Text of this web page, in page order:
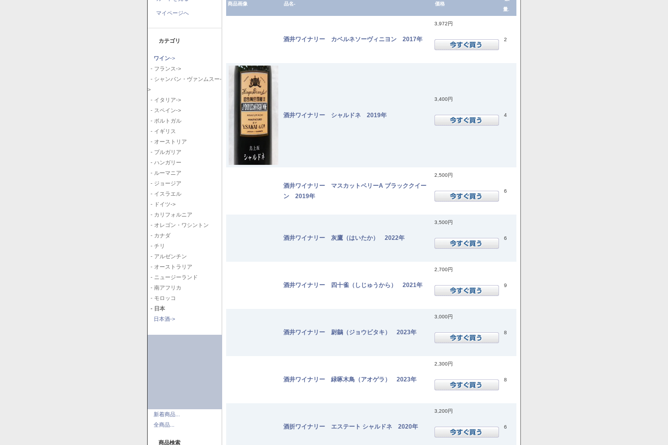
マイページへ
カテゴリ
ワイン->
- フランス->
- シャンパン・ヴァンムスー-
>
- イタリア->
- スペイン->
- ポルトガル
- イギリス
- オーストリア
- ブルガリア
- ハンガリー
- ルーマニア
- ジョージア
- イスラエル
- ドイツ->
- カリフォルニア
- オレゴン・ワシントン
- カナダ
- チリ
- アルゼンチン
- オーストラリア
- ニュージーランド
- 南アフリカ
- モロッコ
- 日本
日本酒->
新着商品...
全商品...
商品検索
商品画像 品名- 価格
量.
酒井ワイナリー カベルネソーヴィニヨン 2017年
3,972円
2
酒井ワイナリー シャルドネ 2019年
3,400円
4
酒井ワイナリー マスカットベリーA ブラッククイー
ン 2019年
2,500円
6
酒井ワイナリー 灰鷹（はいたか） 2022年
3,500円
6
酒井ワイナリー 四十雀（しじゅうから） 2021年
2,700円
9
酒井ワイナリー 尉鶲（ジョウビタキ） 2023年
3,000円
8
酒井ワイナリー 緑啄木鳥（アオゲラ） 2023年
2,300円
8
酒折ワイナリー エステート シャルドネ 2020年
3,200円
6